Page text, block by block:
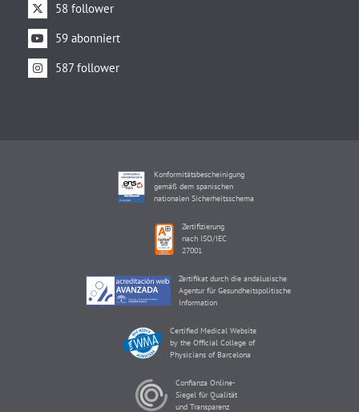
58 follower
59 abonniert
587 follower
Konformitätsbescheinigung
gemäß dem spanischen
nationalen Sicherheitsschema
Zertifizierung
nach ISO/IEC
27001
Zertifikat durch die andalusische
Agentur für Gesundheitspolitische
Information
Certified Medical Website
by the Official College of
Physicians of Barcelona
Confianza Online-
Siegel für Qualität
und Transparenz